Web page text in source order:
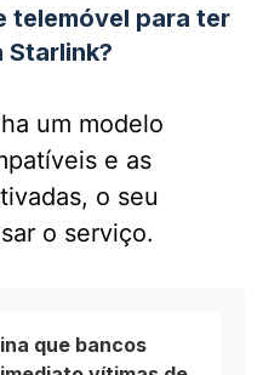
telemóvel para ter
Starlink?
um modelo
e as
o seu
o serviço.
que bancos